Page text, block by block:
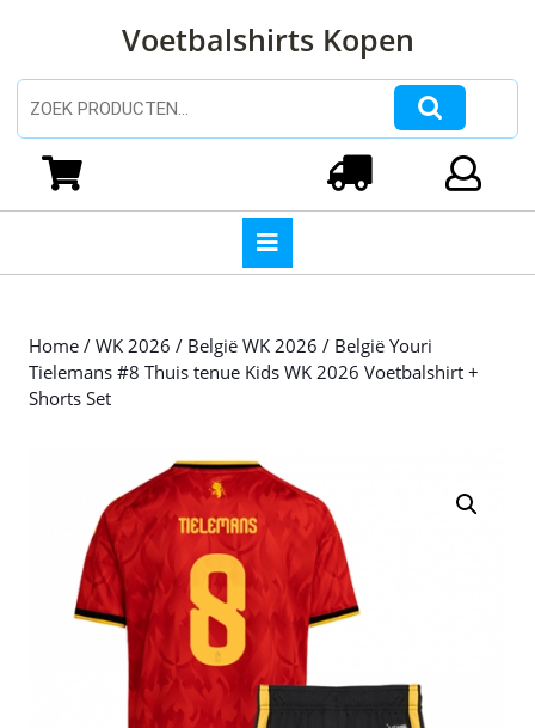
inhoud
Voetbalshirts Kopen
Zoeken naar:
Home / WK 2026 / België WK 2026 / België Youri
Tielemans #8 Thuis tenue Kids WK 2026 Voetbalshirt +
Shorts Set